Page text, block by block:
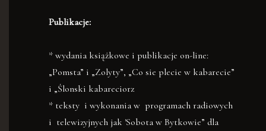
Publikacje:
* wydania książkowe i publikacje on-line:
„Pomsta” i „Zolyty”, „Co sie plecie w kabarecie”
i „Ślonski kabareciorz
* teksty i wykonania w programach radiowych
i telewizyjnych jak 'Sobota w Bytkowie” dla